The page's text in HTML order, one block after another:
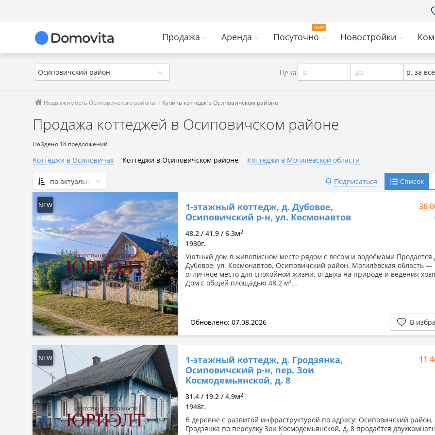
Продажа Аренда Посуточно Новостройки
Осиповичский район Цена от до р. за всё
Недвижимость Осиповичского района Купить коттедж в Осиповичском районе
Продажа коттеджей в Осиповичском районе
Найдено 18 предложений
Коттеджи в Осиповичах Коттеджи в Осиповичском районе Коттеджи в Могилевской области
по актуальности
По актуальности
Сначала дешевые
Сначала дорогие
По комнатности: большая →
По комнатности: малая →
большая
По площади: большая → малая
По площади: малая → большая
Подписаться Список
NEW
1-этажный коттедж, д. Дубовое,
Осиповичский р-н, ул. Космонавтов
36
48.2 / 41.9 / 6.3м2
1930г.
Уютный дом в живописном месте рядом с лесом и водоёмами Продается
Дубовое, ул. Космонавтов, Осиповичский район, Могилёвская область —
отличное место для спокойной жизни, отдыха на природе и ведения
Дом с общей площадью 48,2 м²...
Обновлено: 07.08.2026 В
NEW
1-этажный коттедж, д. Гродзянка,
Осиповичский р-н, пер. Зои
Космодемьянской, д. 8
11
31.4 / 19.2 / 4.9м2
1948г.
В деревне с развитой инфраструктурой по адресу: Осиповичский район,
Гродзянка по переулку Зои Космодемьянской, д. 8 продаётся